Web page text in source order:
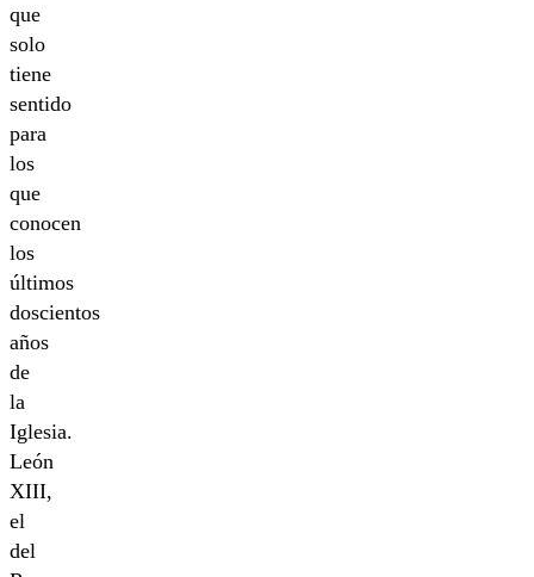
que
solo
tiene
sentido
para
los
que
conocen
los
últimos
doscientos
años
de
la
Iglesia.
León
XIII,
el
del